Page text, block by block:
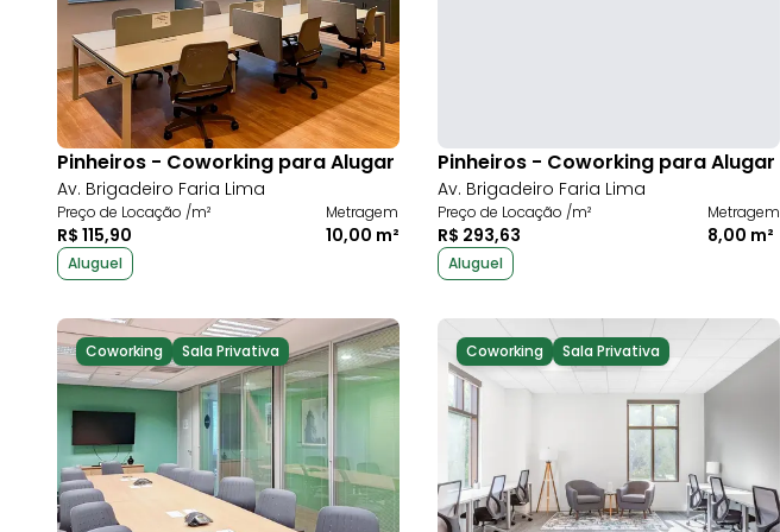
Pinheiros - Coworking para Alugar
Av. Brigadeiro Faria Lima
Preço de Locação /m²
R$ 115,90
Metragem
10,00 m²
Aluguel
Pinheiros - Coworking para Alugar
Av. Brigadeiro Faria Lima
Preço de Locação /m²
R$ 293,63
Metragem
8,00 m²
Aluguel
Coworking Sala Privativa Coworking Sala Privativa